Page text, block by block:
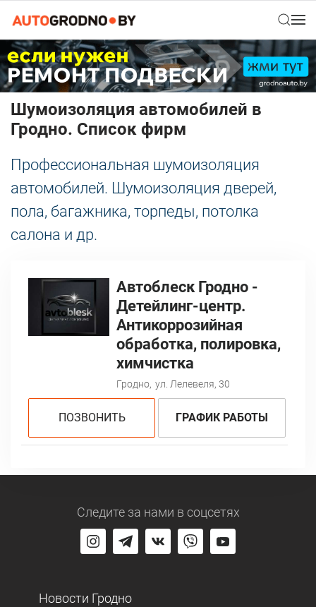
Шумоизоляция автомобилей в
Гродно. Список фирм
Профессиональная шумоизоляция
автомобилей. Шумоизоляция дверей,
пола, багажника, торпеды, потолка
салона и др.
Автоблеск Гродно -
Детейлинг-центр.
Антикоррозийная
обработка, полировка,
химчистка
Гродно, ул. Лелевеля, 30
ПОЗВОНИТЬ ГРАФИК РАБОТЫ
Следите за нами в соцсетях
Новости Гродно